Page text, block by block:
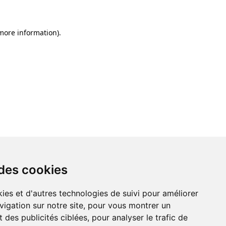
cookies
et d'autres technologies de suivi pour améliorer
sur notre site, pour vous montrer un
des publicités ciblées, pour analyser le trafic de
information).